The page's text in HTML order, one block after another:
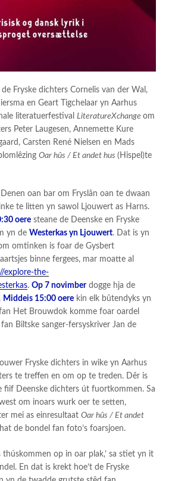
de Fryske dichters Cornelis van der Wal,
en Geart Tigchelaar yn Aarhus
literatuerfestival LiteratureXchange om
Peter Laugesen, Annemette Kure
Carsten René Nielsen en Mads
Oar hûs / Et andet hus (Hispel)te
oan bar om Fryslân oan te dwaan
te litten yn sawol Ljouwert as Harns.
oere steane de Deenske en Fryske
yn de Westerkas yn Ljouwert. Dat is yn
omtinken is foar de Gysbert
binne fergees, mar moatte al
explore-the-
. Op 7 novimberdogge hja de
Middeis 15:00 oere kin elk bûtendyks yn
Het Brouwdok komme foar oardel
Biltske sanger-fersyskriver Jan de
Fryske dichters in wike yn Aarhus
te treffen en om op te treden. Dêr is
fiif Deenske dichters út fuortkommen. Sa
om inoars wurk oer te setten,
mei as einresultaat Oar hûs / Et andet
de bondel fan foto’s foarsjoen.
thúskommen op in oar plak,’ sa stiet yn it
En dat is krekt hoe’t de Fryske